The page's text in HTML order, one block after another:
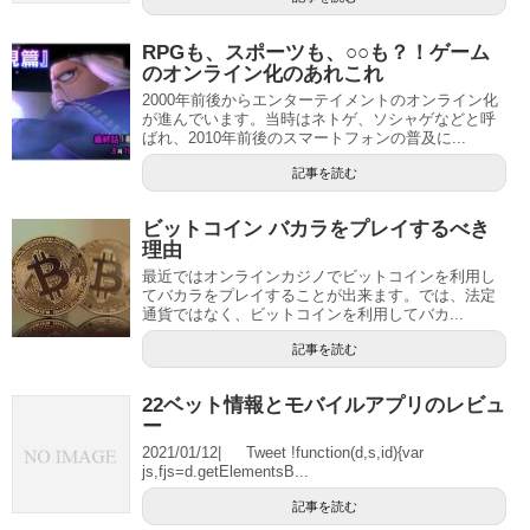
RPGも、スポーツも、○○も？！ゲーム
のオンライン化のあれこれ
2000年前後からエンターテイメントのオンライン化
が進んでいます。当時はネトゲ、ソシャゲなどと呼
ばれ、2010年前後のスマートフォンの普及に...
記事を読む
ビットコイン バカラをプレイするべき
理由
最近ではオンラインカジノでビットコインを利用し
てバカラをプレイすることが出来ます。では、法定
通貨ではなく、ビットコインを利用してバカ...
記事を読む
22ベット情報とモバイルアプリのレビュ
ー
2021/01/12| Tweet !function(d,s,id){var
js,fjs=d.getElementsB...
記事を読む